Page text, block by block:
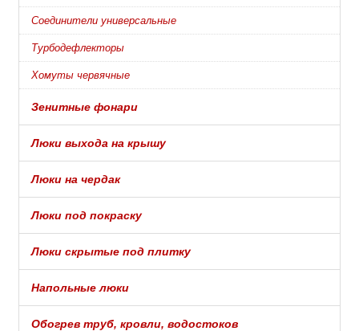
Соединители универсальные
Турбодефлекторы
Хомуты червячные
Зенитные фонари
Люки выхода на крышу
Люки на чердак
Люки под покраску
Люки скрытые под плитку
Напольные люки
Обогрев труб, кровли, водостоков